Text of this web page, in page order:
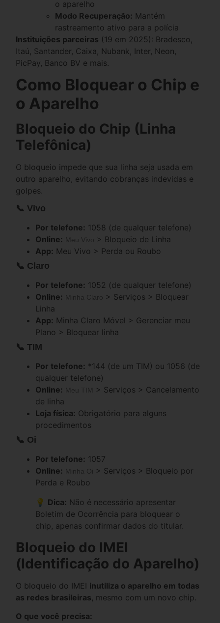
o aparelho
Modo Recuperação: Mantém
rastreamento ativo para a polícia
Instituições parceiras (19 em 2025): Bradesco,
Itaú, Santander, Caixa, Nubank, Inter, Neon,
PicPay, Banco BV e mais.
Como Bloquear o Chip e
o Aparelho
Bloqueio do Chip (Linha
Telefônica)
O bloqueio impede que sua linha seja usada em
outro aparelho, evitando cobranças indevidas e
golpes.
📞 Vivo
Por telefone: 1058 (de qualquer telefone)
Online:
Meu Vivo > Bloqueio de Linha
App: Meu Vivo > Perda ou Roubo
📞 Claro
Por telefone: 1052 (de qualquer telefone)
Online:
Minha Claro > Serviços > Bloquear
Linha
App: Minha Claro Móvel > Gerenciar meu
Plano > Bloquear linha
📞 TIM
Por telefone: *144 (de um TIM) ou 1056 (de
qualquer telefone)
Online:
Meu TIM > Serviços > Cancelamento
de linha
Loja física: Obrigatório para alguns
procedimentos
📞 Oi
Por telefone: 1057
Online:
Minha Oi > Serviços > Bloqueio por
Perda e Roubo
💡 Dica: Não é necessário apresentar
Boletim de Ocorrência para bloquear o
chip, apenas confirmar dados do titular.
Bloqueio do IMEI
(Identificação do Aparelho)
O bloqueio do IMEI inutiliza o aparelho em todas
as redes brasileiras, mesmo com um novo chip.
O que você precisa: